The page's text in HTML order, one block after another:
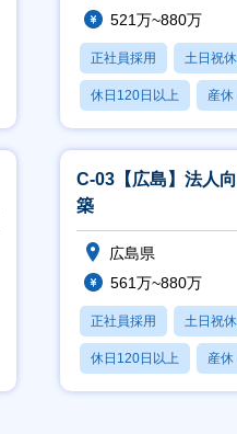
521万~880万
正社員採用 土日祝
休日120日以上 産休
賞与あり
C-03【広島】法人
築
広島県
561万~880万
正社員採用 土日祝
休日120日以上 産休
賞与あり